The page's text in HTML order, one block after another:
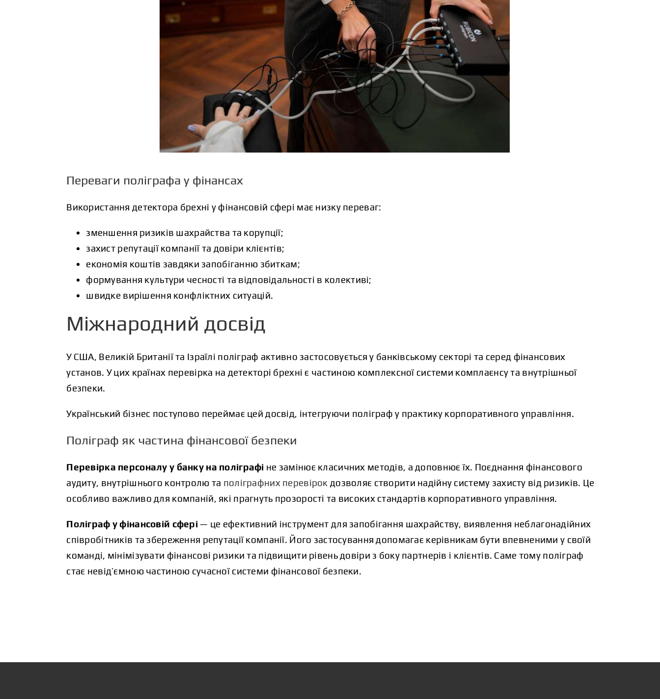
Переваги поліграфа у фінансах
Використання детектора брехні у фінансовій сфері має низку переваг:
зменшення ризиків шахрайства та корупції;
захист репутації компанії та довіри клієнтів;
економія коштів завдяки запобіганню збиткам;
формування культури чесності та відповідальності в колективі;
швидке вирішення конфліктних ситуацій.
Міжнародний досвід
У США, Великій Британії та Ізраїлі поліграф активно застосовується у банківському секторі та серед фінансових
установ. У цих країнах перевірка на детекторі брехні є частиною комплексної системи комплаєнсу та внутрішньої
безпеки.
Український бізнес поступово переймає цей досвід, інтегруючи поліграф у практику корпоративного управління.
Поліграф як частина фінансової безпеки
Перевірка персоналу у банку на поліграфі не замінює класичних методів, а доповнює їх. Поєднання фінансового
аудиту, внутрішнього контролю та поліграфних перевірок дозволяє створити надійну систему захисту від ризиків. Це
особливо важливо для компаній, які прагнуть прозорості та високих стандартів корпоративного управління.
Поліграф у фінансовій сфері — це ефективний інструмент для запобігання шахрайству, виявлення неблагонадійних
співробітників та збереження репутації компанії. Його застосування допомагає керівникам бути впевненими у своїй
команді, мінімізувати фінансові ризики та підвищити рівень довіри з боку партнерів і клієнтів. Саме тому поліграф
стає невід’ємною частиною сучасної системи фінансової безпеки.